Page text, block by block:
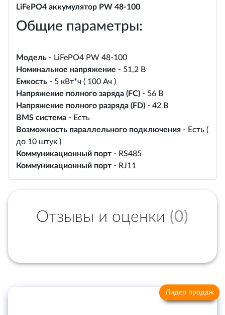
LiFePO4 аккумулятор PW 48-100
Общие параметры:
Модель - LiFePO4 PW 48-100
Номинальное напряжение - 51,2 В
Емкость - 5 кВт*ч ( 100 Ач )
Напряжение полного заряда (FC) - 56 В
Напряжение полного разряда (FD) - 42 В
BMS система - Есть
Возможность параллельного подключения - Есть (
до 10 штук )
Коммуникационный порт - RS485
Коммуникационный порт - RJ11
Отзывы и оценки (0)
Лидер продаж